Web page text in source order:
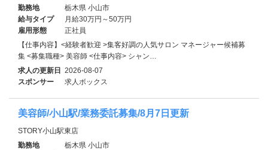
勤務地
栃木県 小山市
給与タイプ
月給30万円～50万円
雇用形態
正社員
【仕事内容】<経験者歓迎 >集客好調の人気サロン マネージャー候補募
集 <募集職種> 美容師 <仕事内容> シャン…
求人の更新日 2026-08-07
スポンサー
求人ボックス
美容師/小山駅/業務委託募集/8月7日更新
STORY小山駅東店
勤務地
栃木県 小山市